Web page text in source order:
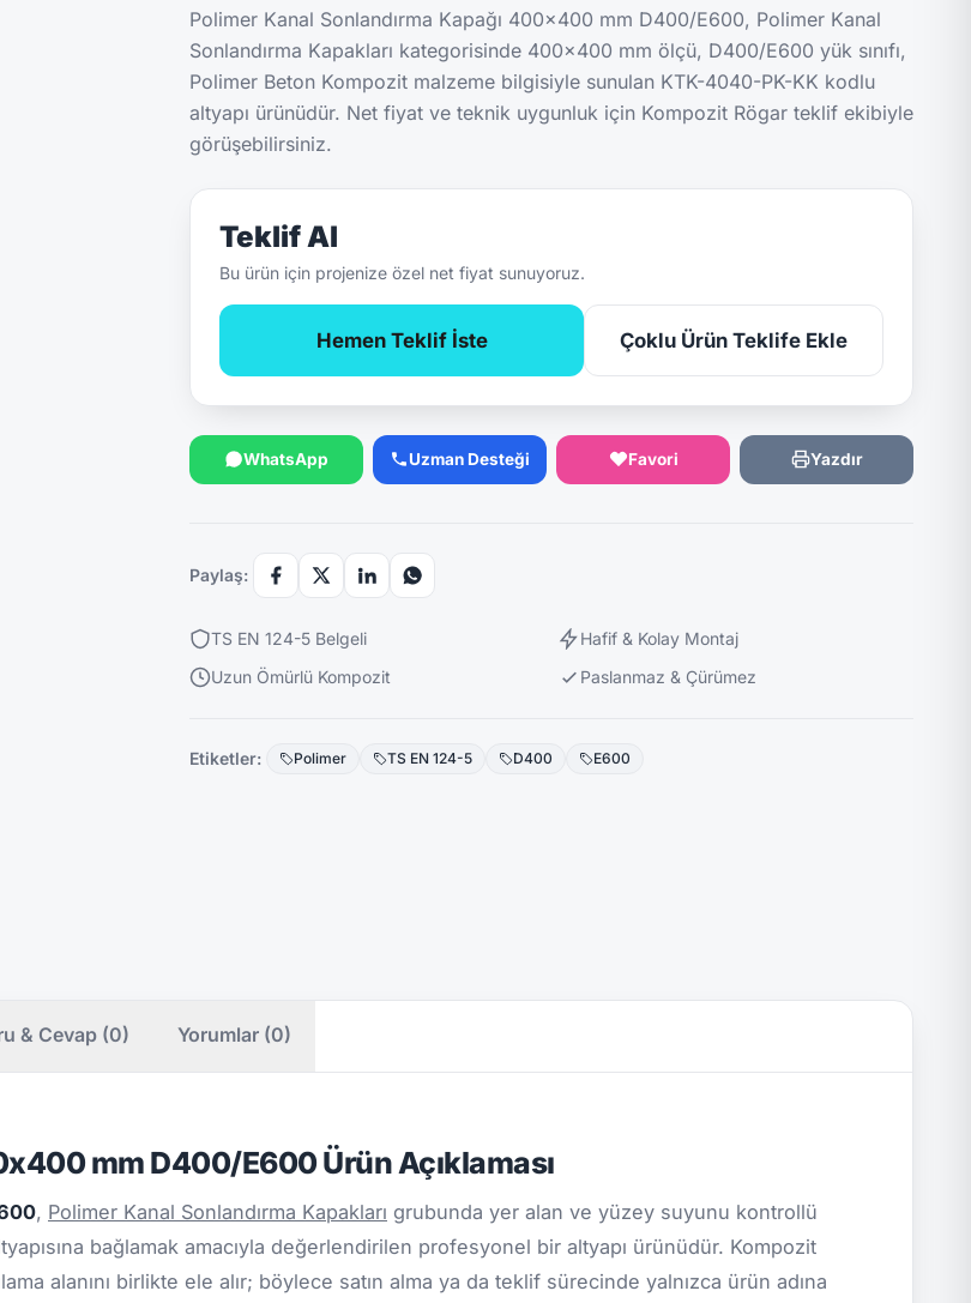
Polimer Kanal Sonlandırma Kapağı 400x400 mm D400/E600, Polimer Kanal
Sonlandırma Kapakları kategorisinde 400x400 mm ölçü, D400/E600 yük sınıfı,
Polimer Beton Kompozit malzeme bilgisiyle sunulan KTK-4040-PK-KK kodlu
altyapı ürünüdür. Net fiyat ve teknik uygunluk için Kompozit Rögar teklif ekibiyle
görüşebilirsiniz.
Teklif Al
Bu ürün için projenize özel net fiyat sunuyoruz.
Hemen Teklif İste Çoklu Ürün Teklife Ekle
WhatsApp Uzman Desteği Favori Yazdır
Paylaş:
TS EN 124-5 Belgeli
Hafif & Kolay Montaj
Uzun Ömürlü Kompozit
Paslanmaz & Çürümez
Etiketler: Polimer TS EN 124-5 D400 E600
& Cevap (0) Yorumlar (0)
mm D400/E600 Ürün Açıklaması
, Polimer Kanal Sonlandırma Kapakları grubunda yer alan ve yüzey suyunu kontrollü
bağlamak amacıyla değerlendirilen profesyonel bir altyapı ürünüdür. Kompozit
alanını birlikte ele alır; böylece satın alma ya da teklif sürecinde yalnızca ürün adına